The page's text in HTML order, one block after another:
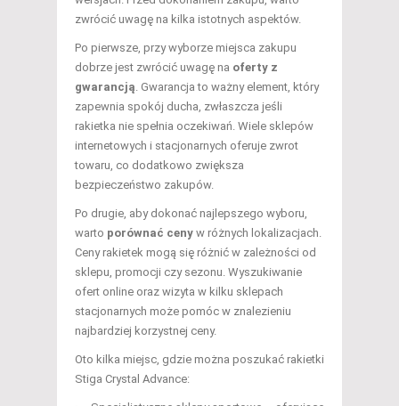
zwrócić uwagę na kilka istotnych aspektów.
Po pierwsze, przy wyborze miejsca zakupu
dobrze jest zwrócić uwagę na oferty z
gwarancją . Gwarancja to ważny element, który
zapewnia spokój ducha, zwłaszcza jeśli
rakietka nie spełnia oczekiwań. Wiele sklepów
internetowych i stacjonarnych oferuje zwrot
towaru, co dodatkowo zwiększa
bezpieczeństwo zakupów.
Po drugie, aby dokonać najlepszego wyboru,
warto porównać ceny w różnych lokalizacjach.
Ceny rakietek mogą się różnić w zależności od
sklepu, promocji czy sezonu. Wyszukiwanie
ofert online oraz wizyta w kilku sklepach
stacjonarnych może pomóc w znalezieniu
najbardziej korzystnej ceny.
Oto kilka miejsc, gdzie można poszukać rakietki
Stiga Crystal Advance: